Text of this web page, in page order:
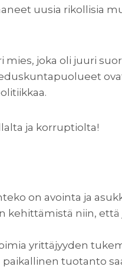
uusia rikollisia
mies, joka oli juuri
ja korruptiolta!
on avointa ja
kehittämistä niin,
yrittäjyyden
tuotanto